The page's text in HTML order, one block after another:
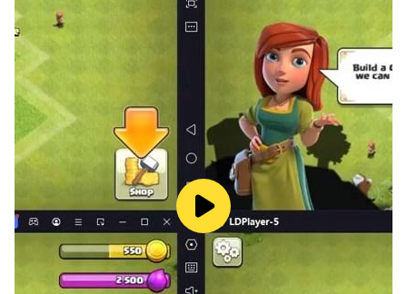
정확도를 제공해, 모바일보다 훨씬 더 안정적이고 효율적인
플레이 환경을 구축할 수 있습니다.
초반 공략 수급과 뽑기의균형
초반에는 대장장이 미션 달성 → 룰렛 뽑기 → 코인 수집이
라는 루트를 따라가며 안정적인 라인 클리어가 가능합니다.
운이 좋으면 영웅 유닛 1개만으로도 초반을 버티며, 코인
1200개를 모아 뽑기 확률을 MAX로 조정하는 것이 핵심입
니다.
LD플레이어를 사용하면 이런 반복적인 뽑기와 수급 루틴도